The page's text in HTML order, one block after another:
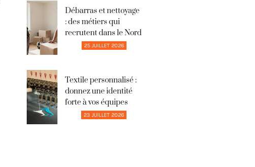
Débarras et nettoyage
: des métiers qui
recrutent dans le Nord
25 JUILLET 2026
Textile personnalisé :
donnez une identité
forte à vos équipes
23 JUILLET 2026